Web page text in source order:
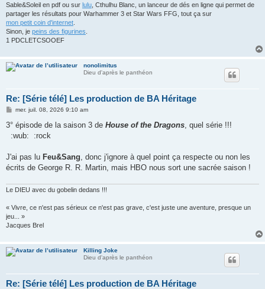
Sable&Soleil en pdf ou sur lulu , Cthulhu Blanc, un lanceur de dés en ligne qui permet de
partager les résultats pour Warhammer 3 et Star Wars FFG, tout ça sur
mon petit coin d'internet
Sinon, je peins des figurines
1 PDCLETCSOOEF
nonolimitus
Dieu d'après le panthéon
Re: [Série télé] Les production de BA Héritage
M
s
a
mer. juil. 08, 2026 9:10 am
3° épisode de la saison 3 de House of the Dragons, quel série !!!
:wub: :rock
J'ai pas lu Feu&Sang, donc j'ignore à quel point ça respecte ou non les
écrits de George R. R. Martin, mais HBO nous sort une sacrée saison !
Le DIEU avec du gobelin dedans !!!
« Vivre, ce n'est pas sérieux ce n'est pas grave, c'est juste une aventure, presque un
jeu... »
Jacques Brel
Killing Joke
Dieu d'après le panthéon
Re: [Série télé] Les production de BA Héritage